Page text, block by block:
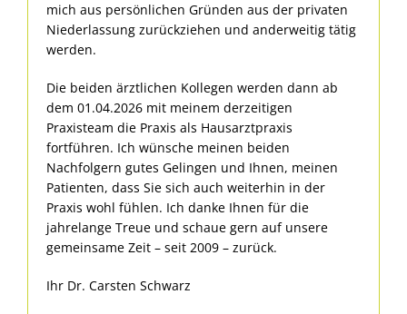
mich aus persönlichen Gründen aus der privaten
Niederlassung zurückziehen und anderweitig tätig
werden.
Die beiden ärztlichen Kollegen werden dann ab
dem 01.04.2026 mit meinem derzeitigen
Praxisteam die Praxis als Hausarztpraxis
fortführen. Ich wünsche meinen beiden
Nachfolgern gutes Gelingen und Ihnen, meinen
Patienten, dass Sie sich auch weiterhin in der
Praxis wohl fühlen. Ich danke Ihnen für die
jahrelange Treue und schaue gern auf unsere
gemeinsame Zeit – seit 2009 – zurück.
Ihr Dr. Carsten Schwarz